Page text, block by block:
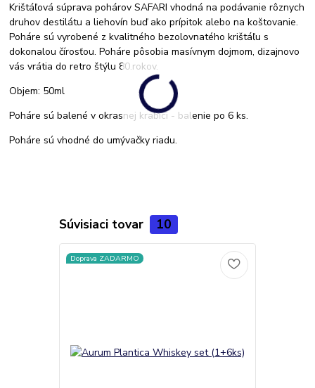
Krištáľová súprava pohárov SAFARI vhodná na podávanie rôznych
druhov destilátu a liehovín buď ako prípitok alebo na koštovanie.
Poháre sú vyrobené z kvalitného bezolovnatého krištáľu s
dokonalou čírosťou. Poháre pôsobia masívnym dojmom, dizajnovo
vás vrátia do retro štýlu 80.rokov.
Objem: 50ml
Poháre sú balené v okrasnej krabici - balenie po 6 ks.
Poháre sú vhodné do umývačky riadu.
Súvisiaci tovar 10
Doprava ZADARMO